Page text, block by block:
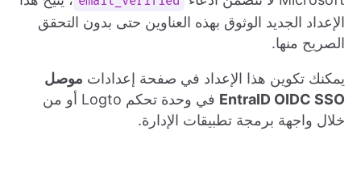
الإعداد الجديد الوثوق بهذه العناوين حتى بدون التحقق
الصريح منها.
يمكنك تكوين هذا الإعداد في صفحة إعدادات موصل
EntraID OIDC SSO
في وحدة تحكم Logto أو من
خلال واجهة برمجة تطبيقات الإدارة.